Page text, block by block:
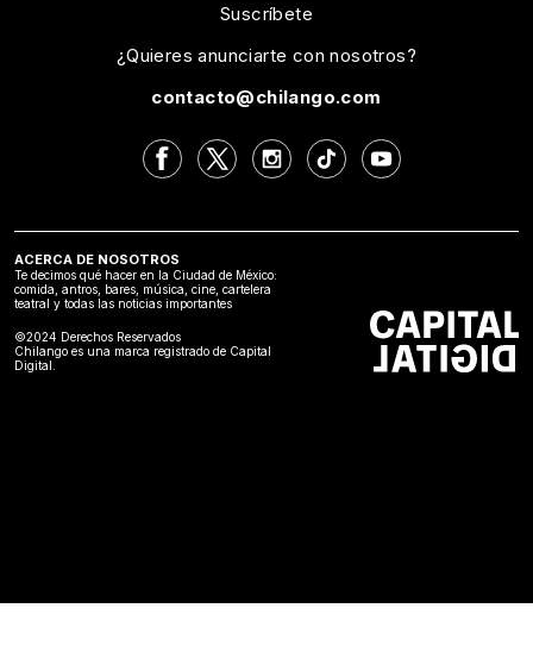
Suscríbete
¿Quieres anunciarte con nosotros?
contacto@chilango.com
ACERCA DE NOSOTROS
Te decimos qué hacer en la Ciudad de México:
comida, antros, bares, música, cine, cartelera
teatral y todas las noticias importantes
©2024 Derechos Reservados
Chilango es una marca registrado de Capital
Digital.